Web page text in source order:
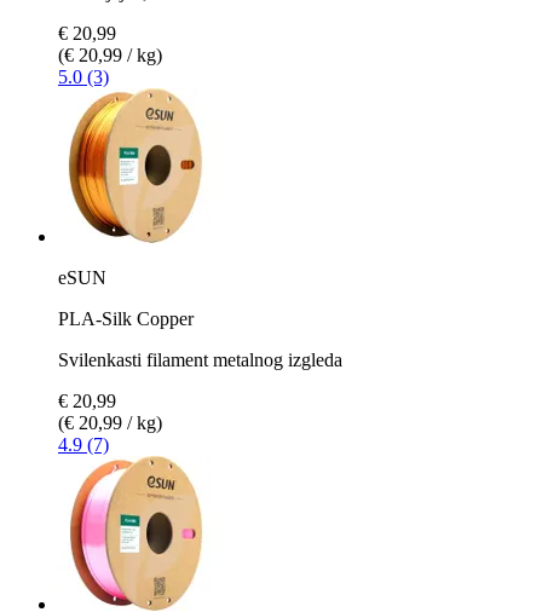
€ 20,99
(€ 20,99 / kg)
5.0 (3)
eSUN
PLA-Silk Copper
Svilenkasti filament metalnog izgleda
€ 20,99
(€ 20,99 / kg)
4.9 (7)